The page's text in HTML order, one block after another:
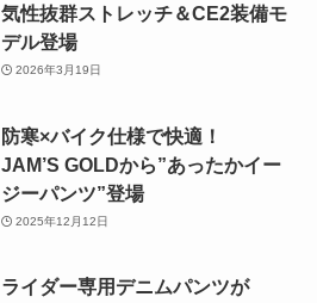
気性抜群ストレッチ＆CE2装備モ
デル登場
2026年3月19日
防寒×バイク仕様で快適！
JAM’S GOLDから”あったかイー
ジーパンツ”登場
2025年12月12日
ライダー専用デニムパンツが